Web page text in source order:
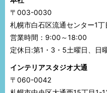
〒003-0030
札幌市白石区流通センター1
営業時間：9:00～18:00
定休日:第1・3・5土曜日、日
インテリアスタジオ大通
〒060-0042